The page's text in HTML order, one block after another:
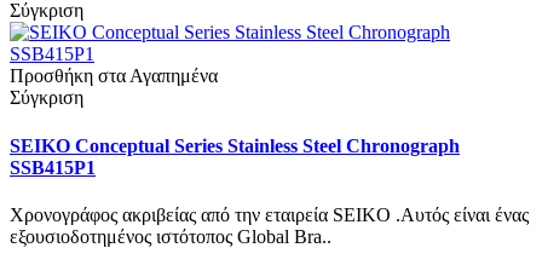
Σύγκριση
Προσθήκη στα Αγαπημένα
Σύγκριση
SEIKO Conceptual Series Stainless Steel Chronograph
SSB415P1
Χρονογράφος ακριβείας από την εταιρεία SEIKO .Αυτός είναι ένας
εξουσιοδοτημένος ιστότοπος Global Bra..